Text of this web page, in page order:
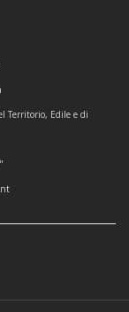
Territorio, Edile e di